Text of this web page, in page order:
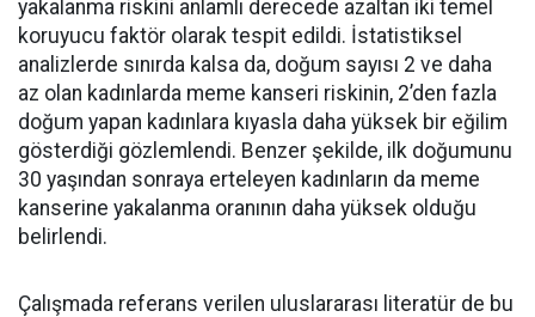
yakalanma riskini anlamlı derecede azaltan iki temel
koruyucu faktör olarak tespit edildi. İstatistiksel
analizlerde sınırda kalsa da, doğum sayısı 2 ve daha
az olan kadınlarda meme kanseri riskinin, 2’den fazla
doğum yapan kadınlara kıyasla daha yüksek bir eğilim
gösterdiği gözlemlendi. Benzer şekilde, ilk doğumunu
30 yaşından sonraya erteleyen kadınların da meme
kanserine yakalanma oranının daha yüksek olduğu
belirlendi.
Çalışmada referans verilen uluslararası literatür de bu